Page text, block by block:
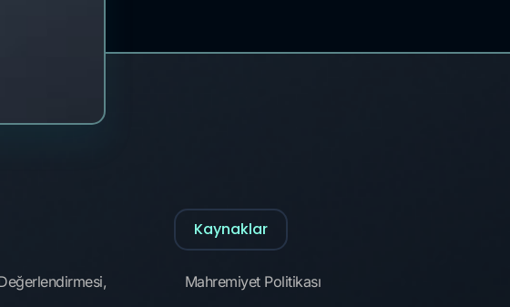
Kaynaklar
Mahremiyet Politikası